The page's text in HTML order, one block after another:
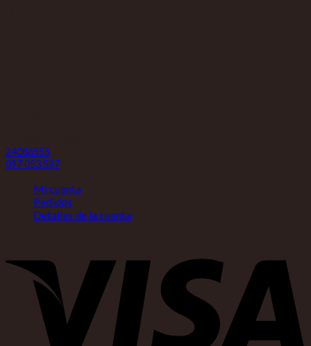
24086555
097 053 587
Mi cuenta
Pedidos
Detalles de la cuenta